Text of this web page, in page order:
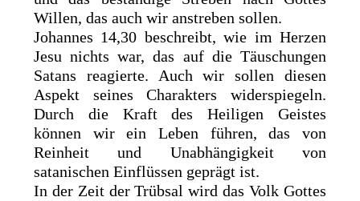
Willen, das auch wir anstreben sollen.
Johannes 14,30 beschreibt, wie im Herzen
Jesu nichts war, das auf die Täuschungen
Satans reagierte. Auch wir sollen diesen
Aspekt seines Charakters widerspiegeln.
Durch die Kraft des Heiligen Geistes
können wir ein Leben führen, das von
Reinheit und Unabhängigkeit von
satanischen Einflüssen geprägt ist.
In der Zeit der Trübsal wird das Volk Gottes